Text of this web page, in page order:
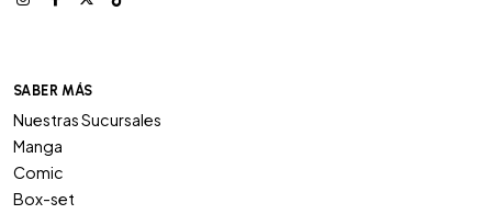
SABER MÁS
Nuestras Sucursales
Manga
Comic
Box-set